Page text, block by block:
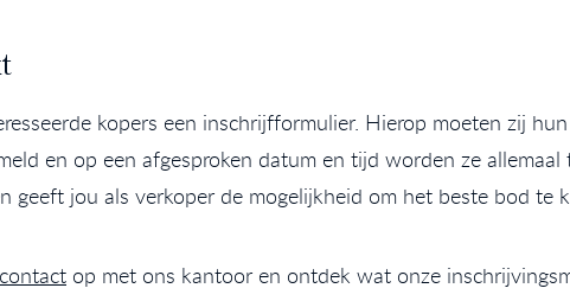
kopers een inschrijfformulier. Hierop moeten zij
en op een afgesproken datum en tijd worden ze
geeft jou als verkoper de mogelijkheid om het beste bod te
contact op met ons kantoor en ontdek wat onze